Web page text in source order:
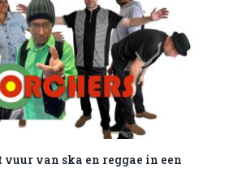
vuur van ska en reggae in een